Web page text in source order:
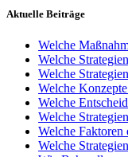
Aktuelle Beiträge
Welche
Welche
Welche
Welche
Welche
Welche
Welche Faktoren
Welche